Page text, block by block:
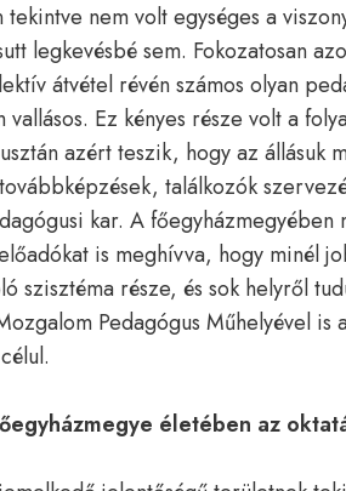
tekintve nem volt egységes a
legkevésbé sem. Fokozatosan
átvétel révén számos olyan
Ez kényes része volt a
azért teszik, hogy az állásuk
találkozók
kar. A
is meghívva, hogy minél
szisztéma része, és sok helyről
Pedagógus Műhelyével is
életében az